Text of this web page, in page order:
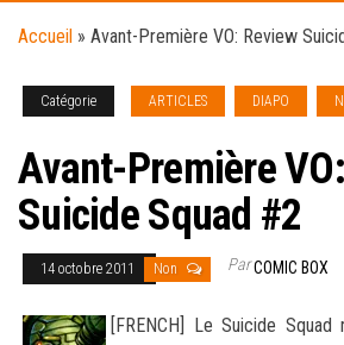
Accueil » Avant-Première VO: Review
Catégorie ARTICLES DIAPO
Avant-Première
Suicide Squad #2
14 octobre 2011 Non ParCOMIC BOX
[FRENCH] Le Suicide